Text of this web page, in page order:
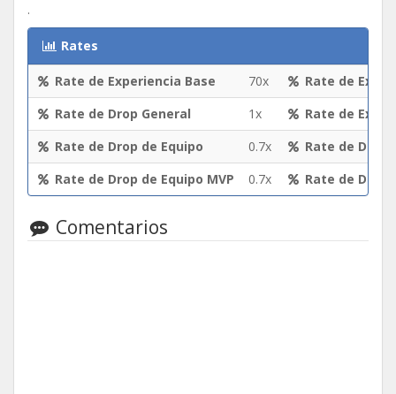
.
Rates
Rate de Experiencia Base 70x
Rate de
Rate de Drop General
1x
Rate de
Rate de Drop de Equipo
0.7x
Rate de Drop
Rate de Drop de Equipo MVP
0.7x Rate de Drop
Comentarios